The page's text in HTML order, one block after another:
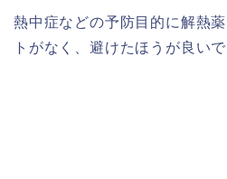
熱中症などの予防目的に解熱
トがなく、避けたほうが良いで